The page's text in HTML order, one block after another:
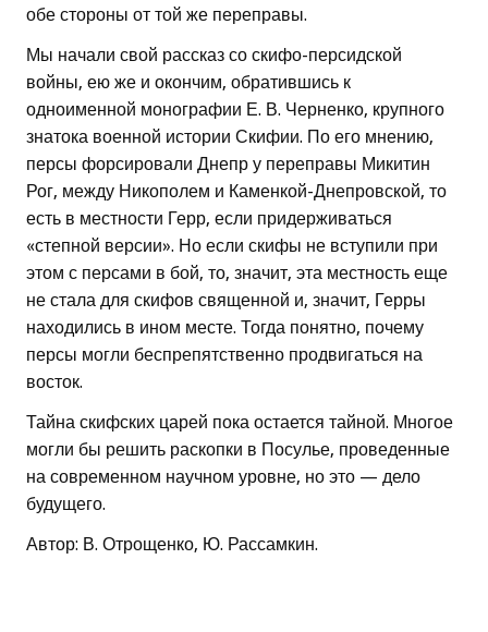
обе стороны от той же переправы.
Мы начали свой рассказ со скифо-персидской
войны, ею же и окончим, обратившись к
одноименной монографии Е. В. Черненко, крупного
знатока военной истории Скифии. По его мнению,
персы форсировали Днепр у переправы Микитин
Рог, между Никополем и Каменкой-Днепровской, то
есть в местности Герр, если придерживаться
«степной версии». Но если скифы не вступили при
этом с персами в бой, то, значит, эта местность еще
не стала для скифов священной и, значит, Герры
находились в ином месте. Тогда понятно, почему
персы могли беспрепятственно продвигаться на
восток.
Тайна скифских царей пока остается тайной. Многое
могли бы решить раскопки в Посулье, проведенные
на современном научном уровне, но это — дело
будущего.
Автор: В. Отрощенко, Ю. Рассамкин.